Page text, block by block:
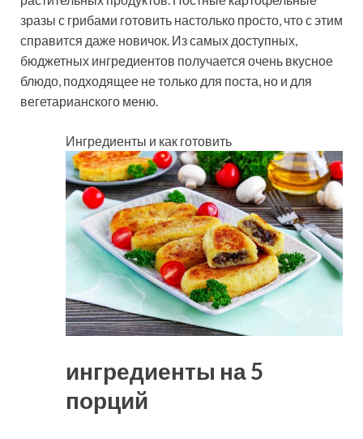
зразы с грибами готовить настолько просто, что с этим
справится даже новичок. Из самых доступных,
бюджетных ингредиентов получается очень вкусное
блюдо, подходящее не только для поста, но и для
вегетарианского меню.
Ингредиенты и как готовить
ингредиенты на 5
порций